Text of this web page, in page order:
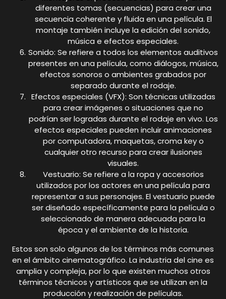
diferentes tomas (secuencias) para crear una
secuencia coherente y fluida en una película. El
montaje también incluye la edición del sonido,
música e efectos especiales.
Sonido: Se refiere a todos los elementos auditivos
presentes en una película, como diálogos, música,
efectos sonoros o ambientes grabados por
separado durante el rodaje.
Efectos especiales (VFX): Son técnicas utilizadas
para crear imágenes o situaciones que no
podrían ser logradas durante el rodaje en vivo. Los
efectos especiales pueden incluir animaciones
por computadora, maquetas, croma key o
cualquier otro recurso para crear ilusiones
visuales.
Vestuario: Se refiere a la ropa y accesorios
utilizados por los actores en una película para
representar a sus personajes. El vestuario puede
ser diseñado específicamente para la película o
seleccionado de manera adecuada para la
época y el ambiente de la historia.
Estos son solo algunos de los términos más comunes
en el ámbito cinematográfico. La industria del cine es
amplia y compleja, por lo que existen muchos otros
términos técnicos y artísticos que se utilizan en la
producción y realización de películas.